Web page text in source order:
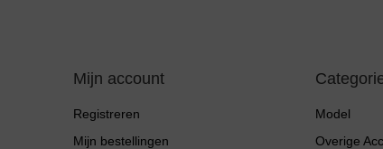
Mijn account
Registreren
Mijn bestellingen
Model
Overige